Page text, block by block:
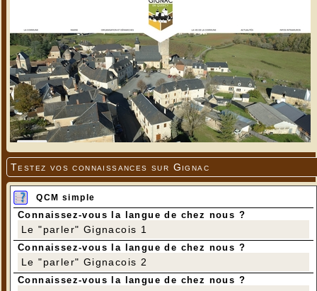
Testez vos connaissances sur Gignac
QCM simple
Connaissez-vous la langue de chez nous ?
Le "parler" Gignacois 1
Connaissez-vous la langue de chez nous ?
Le "parler" Gignacois 2
Connaissez-vous la langue de chez nous ?